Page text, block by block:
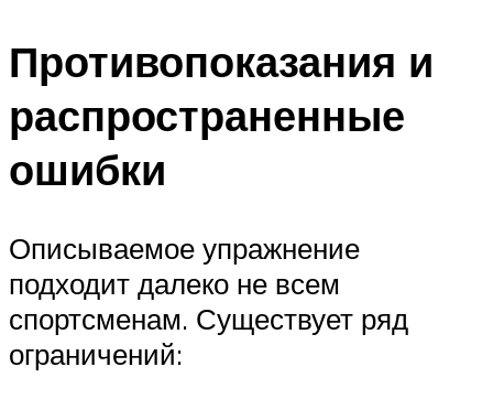
Противопоказания и
распространенные
ошибки
Описываемое упражнение
подходит далеко не всем
спортсменам. Существует ряд
ограничений: